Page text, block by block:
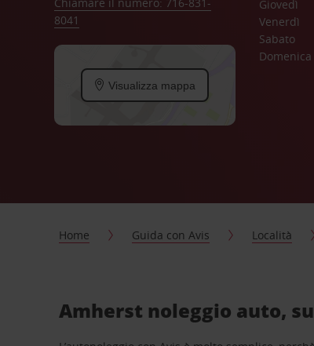
8041
Visualizza mappa
Giovedì
Venerdì
Sabato
Domenica
Home Guida con Avis Località
Amherst noleggio auto,